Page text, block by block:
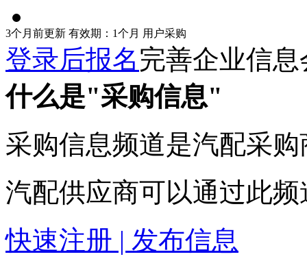
3个月前更新 有效期：1个月 用户采购
登录后报名完善企业信
什么是"采购信息"
采购信息频道是汽配采
汽配供应商可以通过此
快速注册 | 发布信息